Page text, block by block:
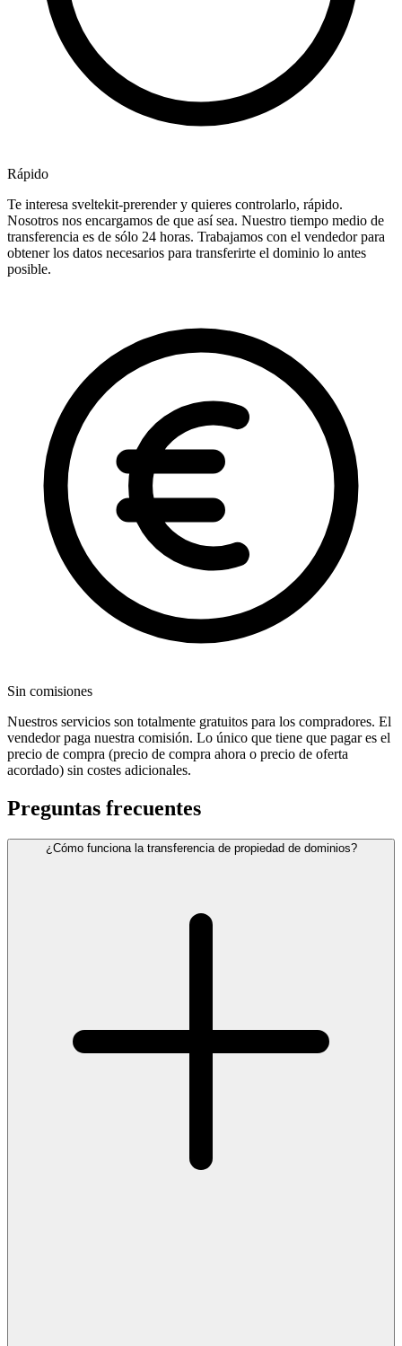
Rápido
Te interesa sveltekit-prerender y quieres controlarlo, rápido.
Nosotros nos encargamos de que así sea. Nuestro tiempo medio de
transferencia es de sólo 24 horas. Trabajamos con el vendedor para
obtener los datos necesarios para transferirte el dominio lo antes
posible.
Sin comisiones
Nuestros servicios son totalmente gratuitos para los compradores. El
vendedor paga nuestra comisión. Lo único que tiene que pagar es el
precio de compra (precio de compra ahora o precio de oferta
acordado) sin costes adicionales.
Preguntas frecuentes
¿Cómo funciona la transferencia de propiedad de dominios?